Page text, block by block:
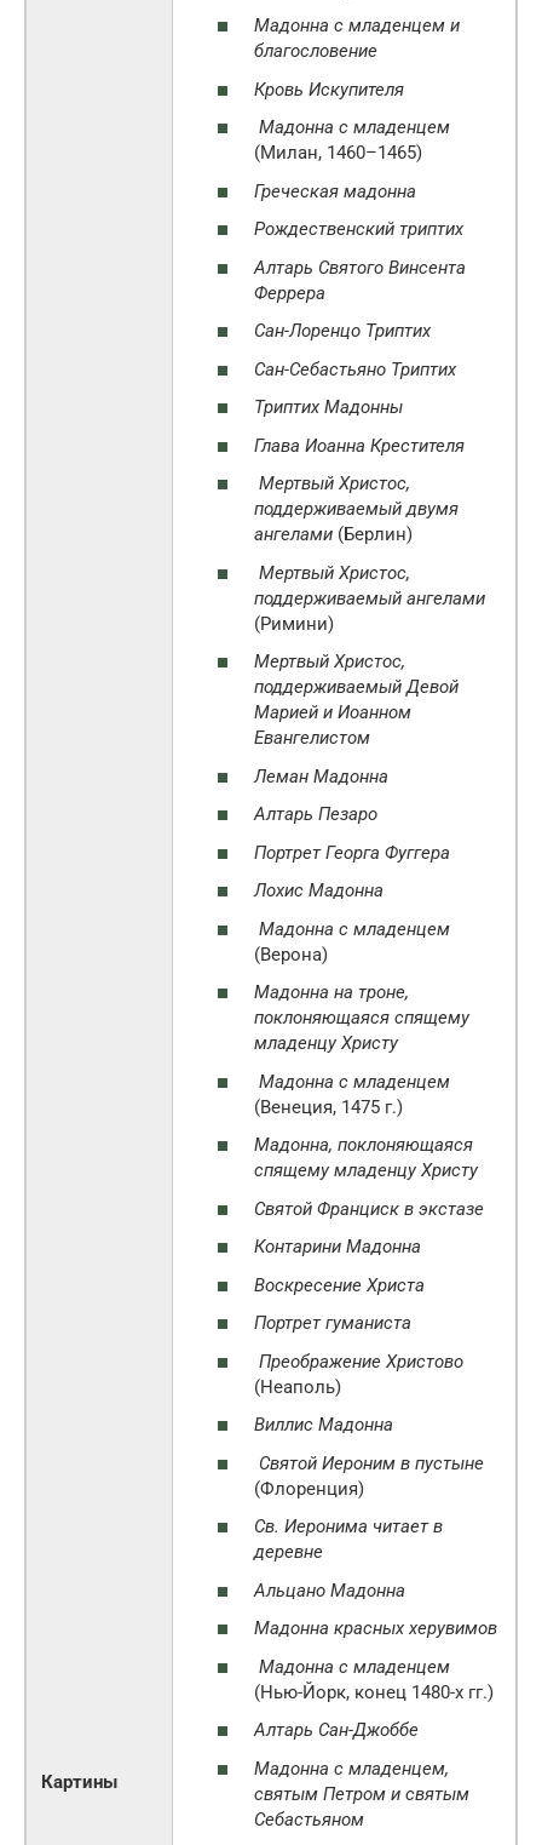
Картины
Мадонна с младенцем и
благословение
Кровь Искупителя
Мадонна с младенцем
(Милан, 1460–1465)
Греческая мадонна
Рождественский триптих
Алтарь Святого Винсента
Феррера
Сан-Лоренцо Триптих
Сан-Себастьяно Триптих
Триптих Мадонны
Глава Иоанна Крестителя
Мертвый Христос,
поддерживаемый двумя
ангелами (Берлин)
Мертвый Христос,
поддерживаемый ангелами
(Римини)
Мертвый Христос,
поддерживаемый Девой
Марией и Иоанном
Евангелистом
Леман Мадонна
Алтарь Пезаро
Портрет Георга Фуггера
Лохис Мадонна
Мадонна с младенцем
(Верона)
Мадонна на троне,
поклоняющаяся спящему
младенцу Христу
Мадонна с младенцем
(Венеция, 1475 г.)
Мадонна, поклоняющаяся
спящему младенцу Христу
Святой Франциск в экстазе
Контарини Мадонна
Воскресение Христа
Портрет гуманиста
Преображение Христово
(Неаполь)
Виллис Мадонна
Святой Иероним в пустыне
(Флоренция)
Св. Иеронима читает в
деревне
Альцано Мадонна
Мадонна красных херувимов
Мадонна с младенцем
(Нью-Йорк, конец 1480-х гг.)
Алтарь Сан-Джоббе
Мадонна с младенцем,
святым Петром и святым
Себастьяном